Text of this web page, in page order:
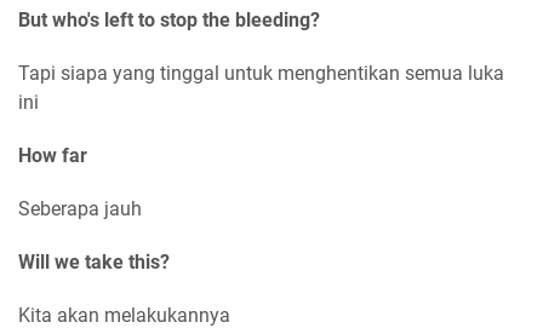
But who's left to stop the bleeding?
Tapi siapa yang tinggal untuk menghentikan semua luka
ini
How far
Seberapa jauh
Will we take this?
Kita akan melakukannya